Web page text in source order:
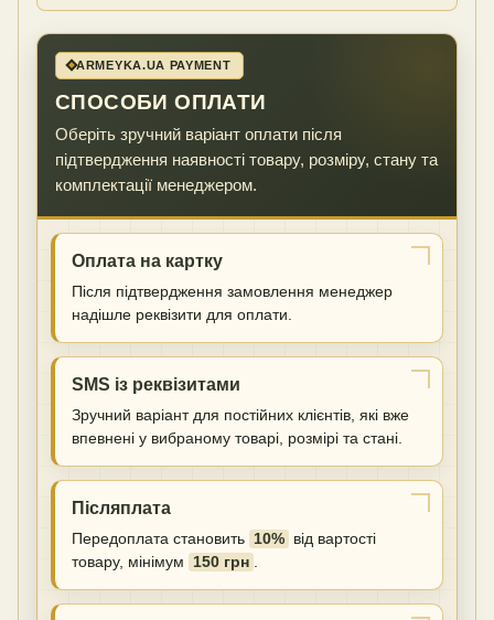
ARMEYKA.UA PAYMENT
СПОСОБИ ОПЛАТИ
Оберіть зручний варіант оплати після
підтвердження наявності товару, розміру, стану та
комплектації менеджером.
Оплата на картку
Після підтвердження замовлення менеджер
надішле реквізити для оплати.
SMS із реквізитами
Зручний варіант для постійних клієнтів, які вже
впевнені у вибраному товарі, розмірі та стані.
Післяплата
Передоплата становить 10% від вартості
товару, мінімум
150 грн